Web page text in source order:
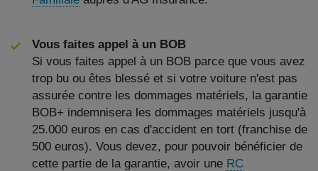
Vous faites appel à un BOB
Si vous faites appel à un BOB parce que vous avez
trop bu ou êtes blessé et si votre voiture n'est pas
assurée contre les dommages matériels, la garantie
BOB+ indemnisera les dommages matériels jusqu'à
25.000 euros en cas d'accident en tort (franchise de
500 euros). Vous devez, pour pouvoir bénéficier de
cette partie de la garantie, avoir une RC